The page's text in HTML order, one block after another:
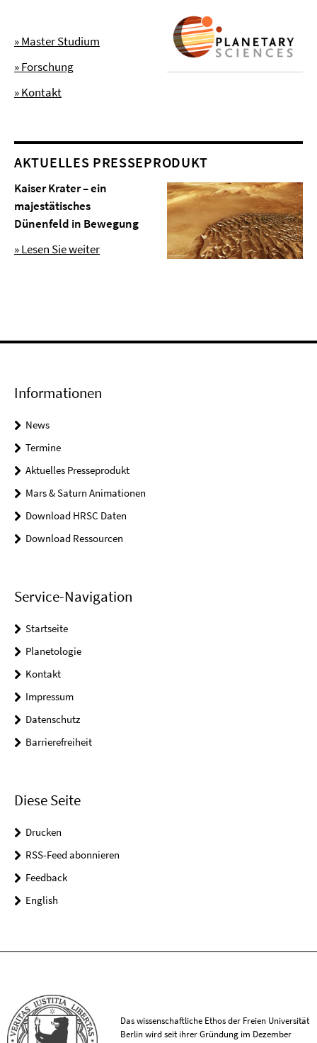
» Master Studium
» Forschung
» Kontakt
AKTUELLES PRESSEPRODUKT
Kaiser Krater – ein
majestätisches
Dünenfeld in Bewegung
» Lesen Sie weiter
Informationen
News
Termine
Aktuelles Presseprodukt
Mars & Saturn Animationen
Download HRSC Daten
Download Ressourcen
Service-Navigation
Startseite
Planetologie
Kontakt
Impressum
Datenschutz
Barrierefreiheit
Diese Seite
Drucken
RSS-Feed abonnieren
Feedback
English
Das wissenschaftliche Ethos der Freien Universität
Berlin wird seit ihrer Gründung im Dezember